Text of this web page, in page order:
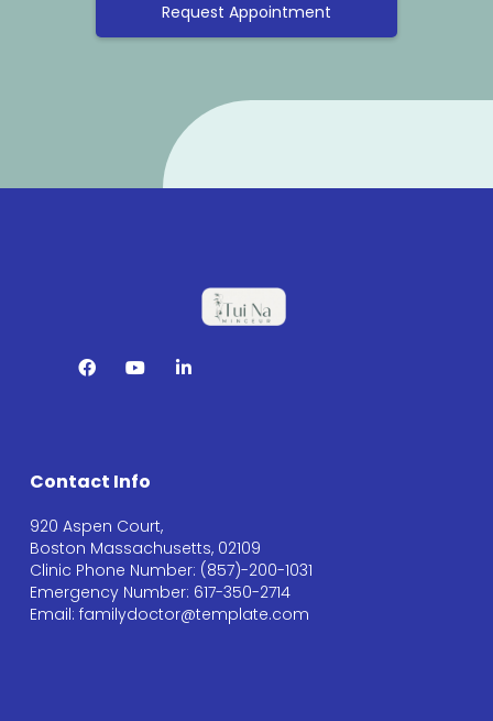
Request Appointment
Contact Info
920 Aspen Court,
Boston Massachusetts, 02109
Clinic Phone Number: (857)-200-1031
Emergency Number: 617-350-2714
Email: familydoctor@template.com